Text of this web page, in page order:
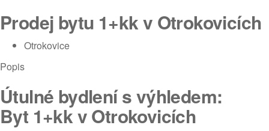
Prodej bytu 1+kk v Otrokovicích
Otrokovice
Popis
Útulné bydlení s výhledem:
Byt 1+kk v Otrokovicích